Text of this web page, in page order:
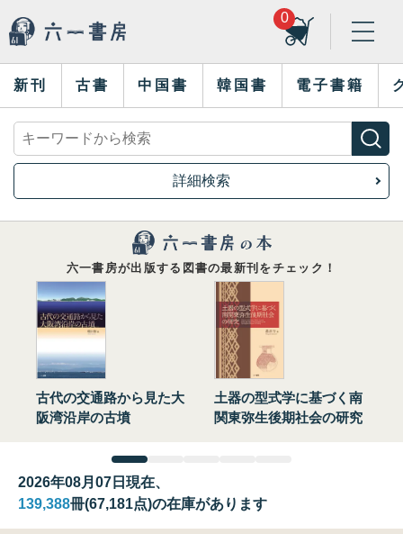
0
新刊 古書 中国書 韓国書 電子書籍
詳細検索
六一書房が出版する図書の最新刊をチェック！
古代の交通路から見た大
阪湾沿岸の古墳
土器の型式学に基づく南
関東弥生後期社会の研究
2026年08月07日現在、
139,388冊(67,181点)の在庫があります